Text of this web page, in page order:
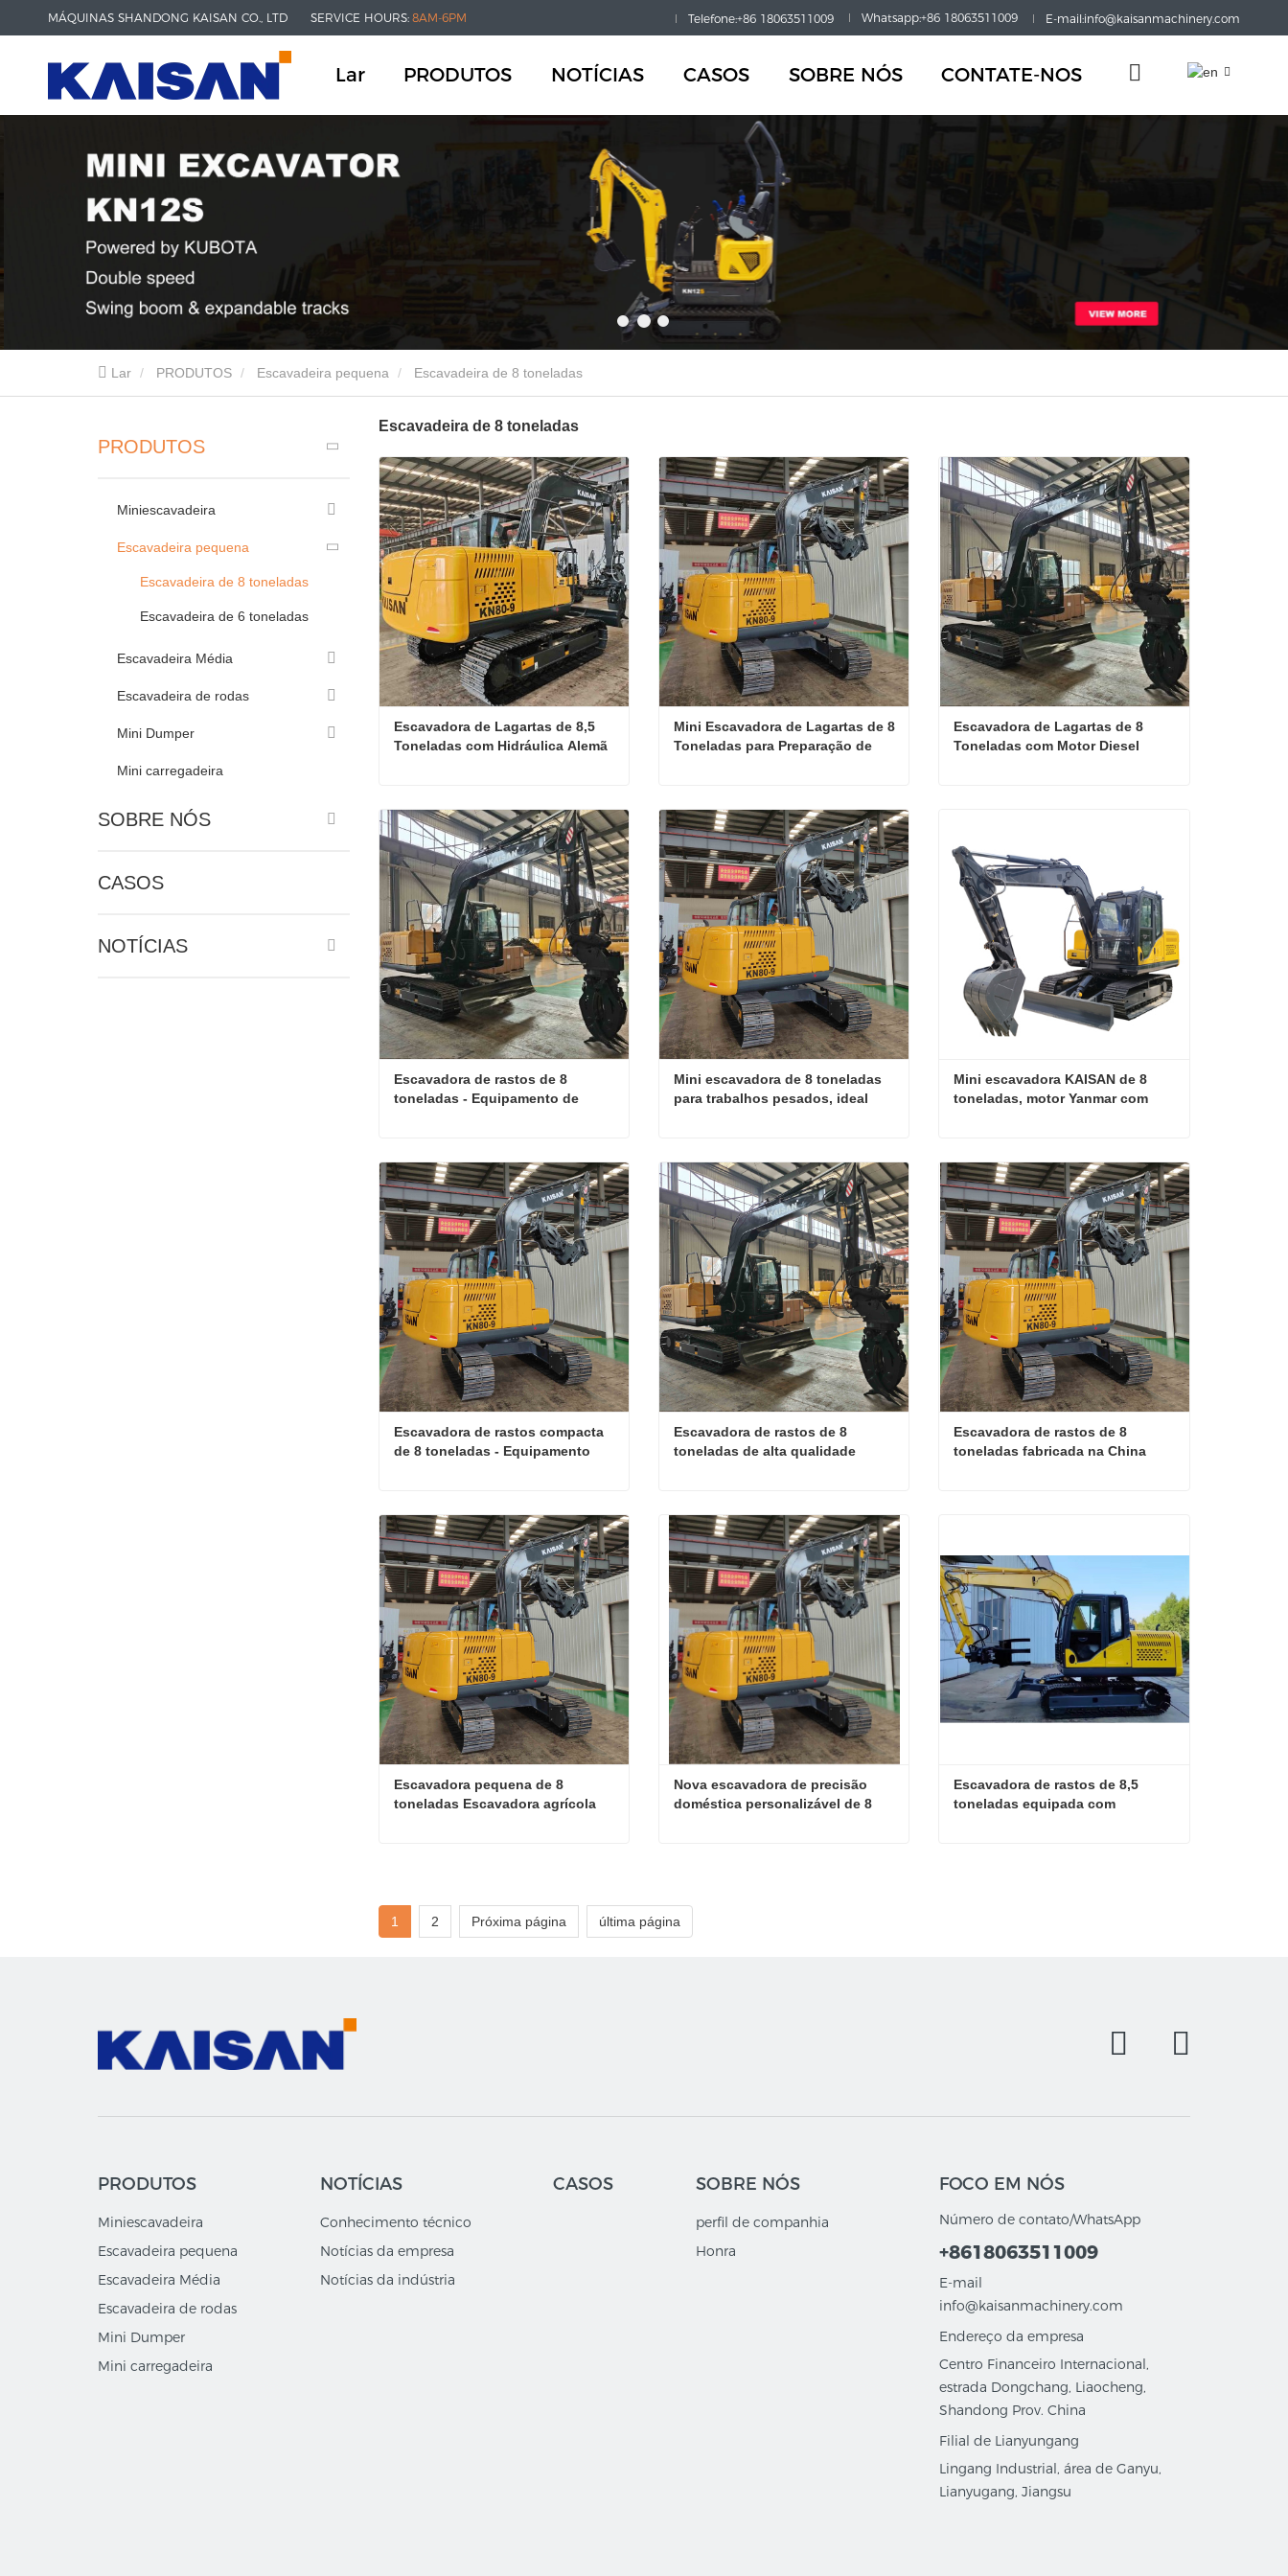
MÁQUINAS SHANDONG KAISAN CO., LTD SERVICE HOURS: 8AM-6PM Telefone:+86 18063511009 Whatsapp:+86 18063511009 E-mail:info@kaisanmachinery.com
Lar PRODUTOS NOTÍCIAS CASOS SOBRE NÓS CONTATE-NOS
Lar PRODUTOS Escavadeira pequena Escavadeira de 8 toneladas
PRODUTOS
Miniescavadeira
Escavadeira pequena
Escavadeira de 8 toneladas
Escavadeira de 6 toneladas
Escavadeira Média
Escavadeira de rodas
Mini Dumper
Mini carregadeira
SOBRE NÓS
CASOS
NOTÍCIAS
Escavadeira de 8 toneladas
Escavadora de Lagartas de 8,5
Toneladas com Hidráulica Alemã
Escavadora de Lagartas de 8,5 Toneladas com Hidráulica Alemã e Motor Yanmar
Contate agora
Mini Escavadora de Lagartas de 8
Toneladas para Preparação de
Mini Escavadora de Lagartas de 8 Toneladas para Preparação de Terreno Industrial
Contate agora
Escavadora de Lagartas de 8
Toneladas com Motor Diesel
Escavadora de rastos de 8
toneladas - Equipamento de
Escavadora de rastos de 8 toneladas - Equipamento de construção industrial
Contate agora
Mini escavadora de 8 toneladas
para trabalhos pesados, ideal
Mini escavadora de 8 toneladas para trabalhos pesados, ideal para projetos de escavação profunda.
Contate agora
Mini escavadora KAISAN de 8
toneladas, motor Yanmar com
Mini escavadora KAISAN de 8 toneladas, motor Yanmar com peças personalizáveis.
Contate agora
Escavadora de rastos compacta
de 8 toneladas - Equipamento
Escavadora de rastos compacta de 8 toneladas - Equipamento agrícola
Contate agora
Escavadora de rastos de 8
toneladas de alta qualidade
Escavadora de rastos de 8 toneladas de alta qualidade
Contate agora
Escavadora de rastos de 8
toneladas fabricada na China
Escavadora pequena de 8
toneladas Escavadora agrícola
Nova escavadora de precisão
doméstica personalizável de 8
Escavadora de rastos de 8,5
toneladas equipada com
1
2 Próxima página última página
PRODUTOS
Miniescavadeira
Escavadeira pequena
Escavadeira Média
Escavadeira de rodas
Mini Dumper
Mini carregadeira
NOTÍCIAS
Conhecimento técnico
Notícias da empresa
Notícias da indústria
CASOS SOBRE NÓS
perfil de companhia
Honra
FOCO EM NÓS
Número de contato/WhatsApp
+8618063511009
E-mail
info@kaisanmachinery.com
Endereço da empresa
Centro Financeiro Internacional,
estrada Dongchang, Liaocheng,
Shandong Prov. China
Filial de Lianyungang
Lingang Industrial, área de Ganyu,
Lianyugang, Jiangsu